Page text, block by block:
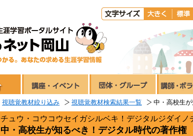
視聴覚教材絞り込み 視聴覚教材検索結果一覧 中・高校生
チュウ・コウコウセイガシルベキ！デジタルジダイ
中・高校生が知るべき！デジタル時代の著作